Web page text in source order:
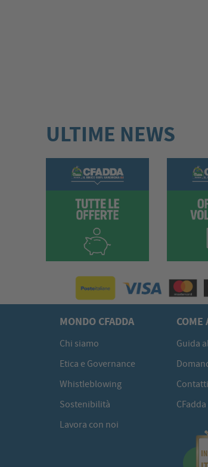
ULTIME NEWS
MONDO CFADDA
Chi siamo
Etica e Governance
Whistleblowing
Sostenibilità
Lavora con noi
COME
Guida
Contatti